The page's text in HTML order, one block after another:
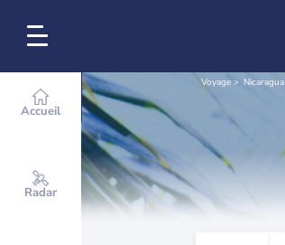
Accueil
Radar
Voyage Nicaragua